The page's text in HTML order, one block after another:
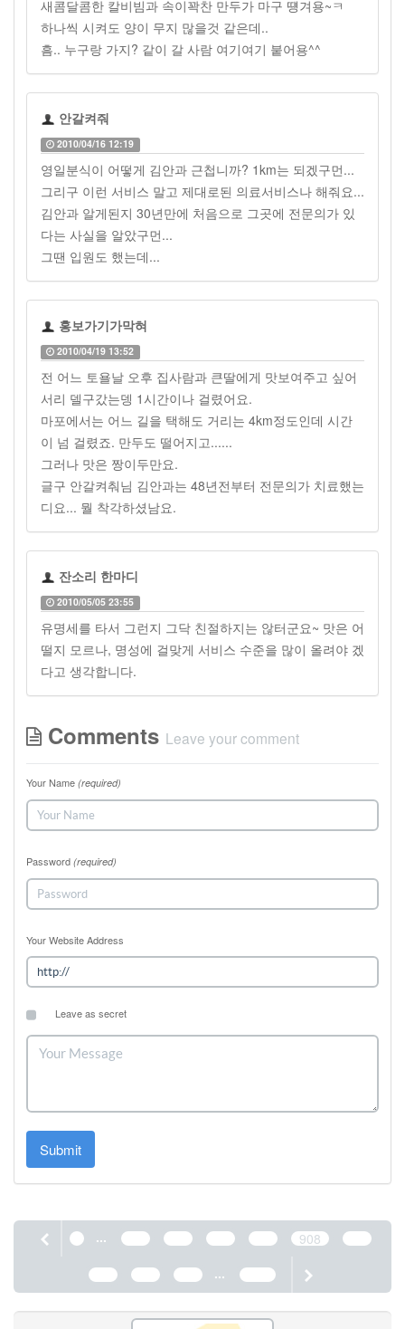
새콤달콤한 칼비빔과 속이꽉찬 만두가 마구 떙겨용~ㅋ
하나씩 시켜도 양이 무지 많을것 같은데..
흠.. 누구랑 가지? 같이 갈 사람 여기여기 붙어용^^
안갈켜줘
2010/04/16 12:19
영일분식이 어떻게 김안과 근첩니까? 1km는 되겠구먼...
그리구 이런 서비스 말고 제대로된 의료서비스나 해줘요...
김안과 알게된지 30년만에 처음으로 그곳에 전문의가 있
다는 사실을 알았구먼...
그땐 입원도 했는데...
홍보가기가막혀
2010/04/19 13:52
전 어느 토욜날 오후 집사람과 큰딸에게 맛보여주고 싶어
서리 델구갔는뎅 1시간이나 걸렸어요.
마포에서는 어느 길을 택해도 거리는 4km정도인데 시간
이 넘 걸렸죠. 만두도 떨어지고......
그러나 맛은 짱이두만요.
글구 안갈켜춰님 김안과는 48년전부터 전문의가 치료했는
디요... 뭘 착각하셨남요.
잔소리 한마디
2010/05/05 23:55
유명세를 타서 그런지 그닥 친절하지는 않터군요~ 맛은 어
떨지 모르나, 명성에 걸맞게 서비스 수준을 많이 올려야 겠
다고 생각합니다.
Comments Leave your comment
Your Name (required)
Password (required)
Your Website Address
Leave as secret
Submit
... 908
...